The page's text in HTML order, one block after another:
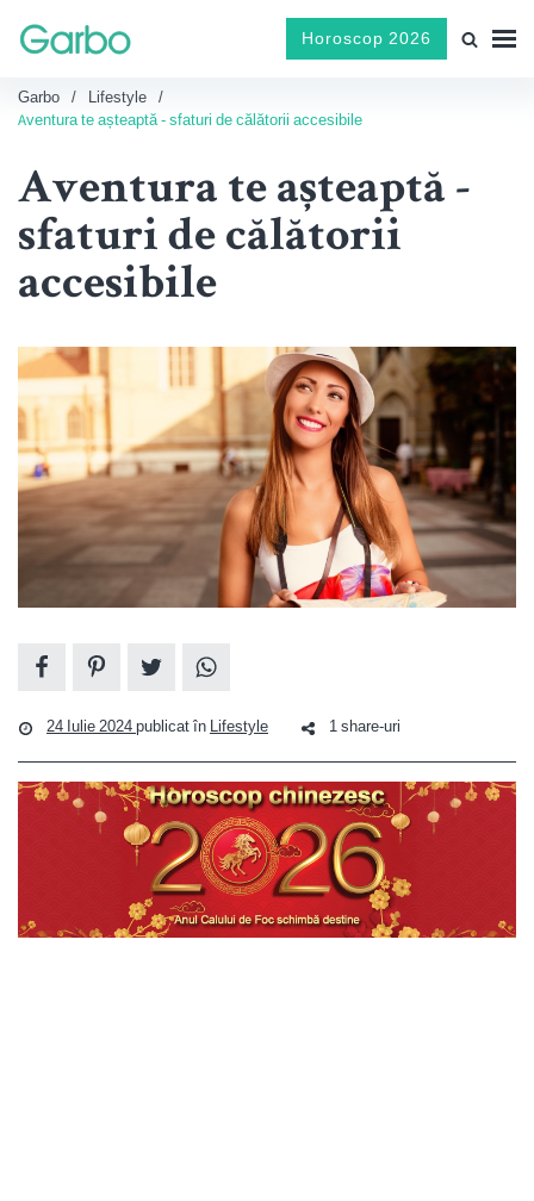
Horoscop 2026
Garbo
Lifestyle
Aventura te așteaptă - sfaturi de călătorii accesibile
Aventura te așteaptă -
sfaturi de călătorii
accesibile
24 Iulie 2024publicat în Lifestyle 1 share-uri